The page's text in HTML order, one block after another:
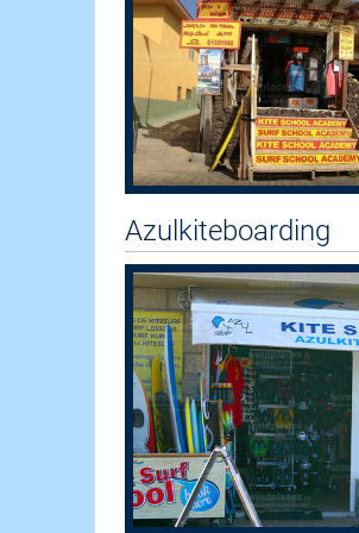
Azulkiteboarding